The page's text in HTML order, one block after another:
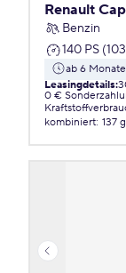
Renault
Benzin
140 PS
ab 6
Leasingdetails:
0 €
kombiniert: 137